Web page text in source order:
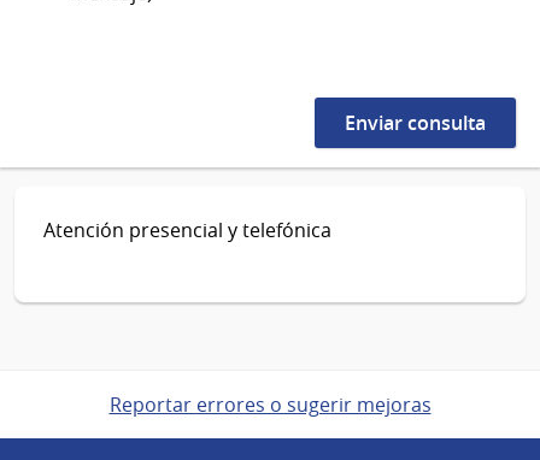
Atención presencial y telefónica
Reportar errores o sugerir mejoras